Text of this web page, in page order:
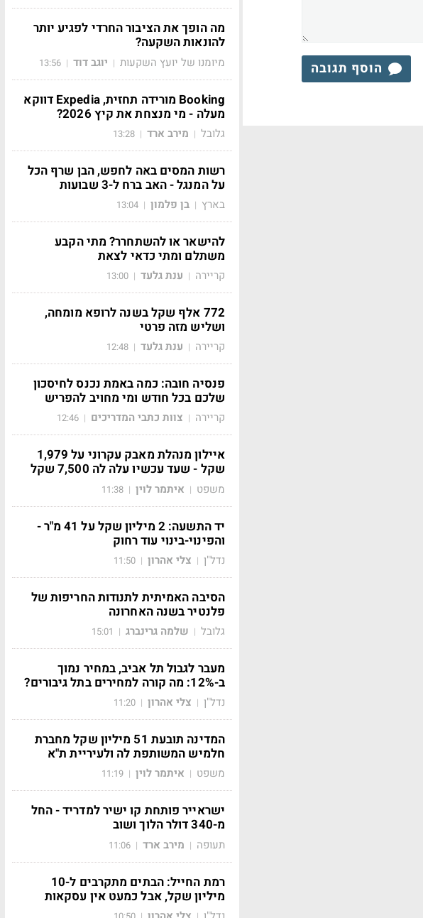
הוסף תגובה
מה הופך את הציבור החרדי לפגיע יותר
להונאות השקעה?
מיומנו של יועץ השקעות | יוגב דוד |
13:56
Booking מורידה תחזית, Expedia דווקא
מעלה - מי מנצחת את קיץ 2026?
גלובל | מירב ארד |
13:28
רשות המסים באה לחפש, הבן שרף הכל
על המנגל - האב ברח ל-3 שבועות
בארץ | בן פלמון |
13:04
להישאר או להשתחרר? מתי הקבע
משתלם ומתי כדאי לצאת
קריירה | ענת גלעד |
13:00
772 אלף שקל בשנה לרופא מומחה,
ושליש מזה פרטי
קריירה | ענת גלעד |
12:48
פנסיה חובה: כמה באמת נכנס לחיסכון
שלכם בכל חודש ומי מחויב להפריש
קריירה | צוות כתבי המדריכים |
12:46
איילון מנהלת מאבק עקרוני על 1,979
שקל - שעד עכשיו עלה לה 7,500 שקל
משפט | איתמר לוין |
11:38
יד התשעה: 2 מיליון שקל על 41 מ"ר -
והפינוי-בינוי עוד רחוק
נדל"ן | צלי אהרון |
11:50
הסיבה האמיתית לתנודות החריפות של
פלנטיר בשנה האחרונה
גלובל | שלמה גרינברג |
15:01
מעבר לגבול תל אביב, במחיר נמוך
ב-12%: מה קורה למחירים בתל גיבורים?
נדל"ן | צלי אהרון |
11:20
המדינה תובעת 51 מיליון שקל מחברת
חלמיש המשותפת לה ולעיריית ת"א
משפט | איתמר לוין |
11:19
ישראייר פותחת קו ישיר למדריד - החל
מ-340 דולר הלוך ושוב
תעופה | מירב ארד |
11:06
רמת החייל: הבתים מתקרבים ל-10
מיליון שקל, אבל כמעט אין עסקאות